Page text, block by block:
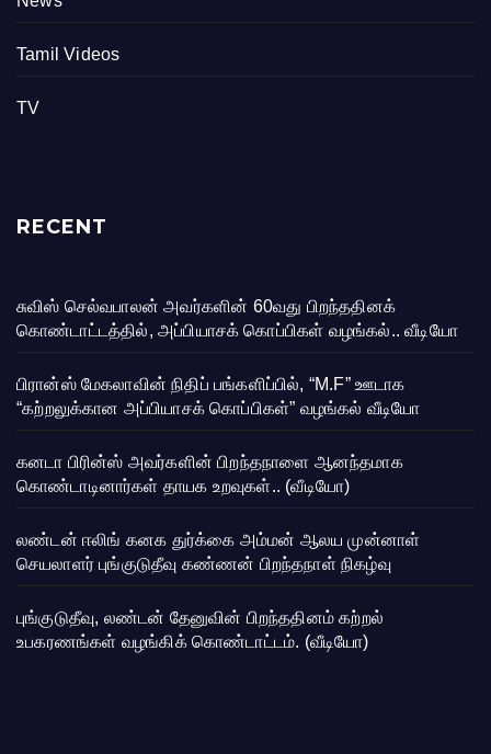
Tamil Videos
TV
RECENT
சுவிஸ் செல்வபாலன் அவர்களின் 60வது பிறந்ததினக்
கொண்டாட்டத்தில், அப்பியாசக் கொப்பிகள் வழங்கல்.. வீடியோ
பிரான்ஸ் மேகலாவின் நிதிப் பங்களிப்பில், “M.F” ஊடாக
“கற்றலுக்கான அப்பியாசக் கொப்பிகள்” வழங்கல் வீடியோ
கனடா பிரின்ஸ் அவர்களின் பிறந்தநாளை ஆனந்தமாக
கொண்டாடினார்கள் தாயக உறவுகள்.. (வீடியோ)
லண்டன் ஈலிங் கனக துர்க்கை அம்மன் ஆலய முன்னாள்
செயலாளர் புங்குடுதீவு கண்ணன் பிறந்தநாள் நிகழ்வு
புங்குடுதீவு, லண்டன் தேனுவின் பிறந்ததினம் கற்றல்
உபகரணங்கள் வழங்கிக் கொண்டாட்டம். (வீடியோ)